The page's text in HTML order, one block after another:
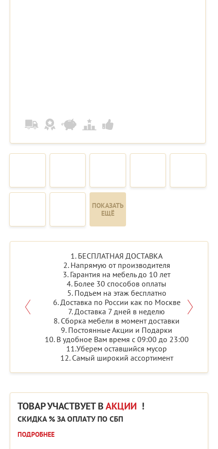
ПОКАЗАТЬ
ЕЩЁ
1. БЕСПЛАТНАЯ ДОСТАВКА
2. Напрямую от производителя
3. Гарантия на мебель до 10 лет
4. Более 30 способов оплаты
5. Подъем на этаж бесплатно
6. Доставка по России как по Москве
7. Доставка 7 дней в неделю
8. Сборка мебели в момент доставки
9. Постоянные Акции и Подарки
10. В удобное Вам время с 09:00 до 23:00
11.Уберем оставшийся мусор
12. Самый широкий ассортимент
ТОВАР УЧАСТВУЕТ ВАКЦИИ !
СКИДКА % ЗА ОПЛАТУ ПО СБП
ПОДРОБНЕЕ